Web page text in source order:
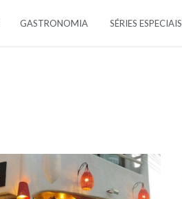
GASTRONOMIA SÉRIES ESPECIAIS